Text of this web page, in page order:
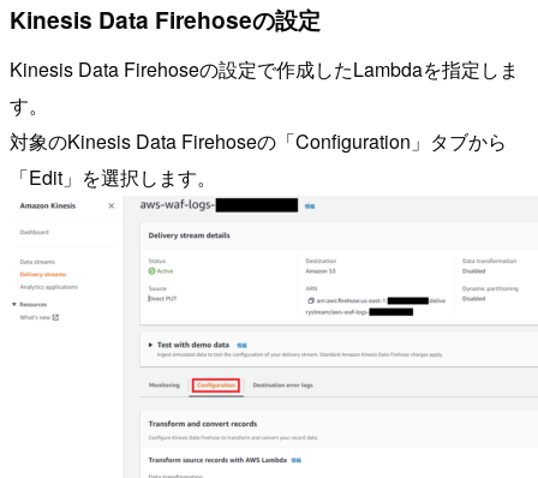
Kinesis Data Firehoseの設定
Kinesis Data Firehoseの設定で作成したLambdaを指定しま
す。
対象のKinesis Data Firehoseの「Configuration」タブから
「Edit」を選択します。